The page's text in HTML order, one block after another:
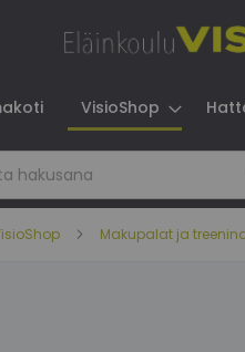
VisioShop
Makupalat ja